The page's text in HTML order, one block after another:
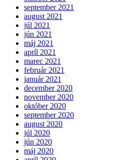
september 2021
august 2021
júl 2021
jún 2021
máj 2021
apríl 2021
marec 2021
február 2021
január 2021
december 2020
november 2020
október 2020
september 2020
august 2020
júl 2020
jún 2020
máj 2020